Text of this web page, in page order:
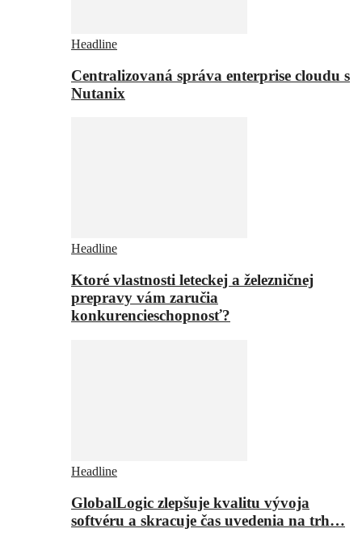
Headline
Centralizovaná správa enterprise cloudu s
Nutanix
Headline
Ktoré vlastnosti leteckej a železničnej
prepravy vám zaručia
konkurencieschopnosť?
Headline
GlobalLogic zlepšuje kvalitu vývoja
softvéru a skracuje čas uvedenia na trh…